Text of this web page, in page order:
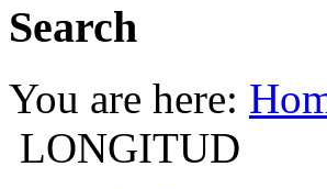
Search
You are here:
LONGITUD